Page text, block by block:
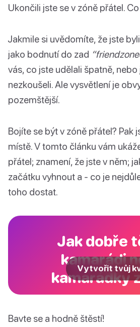
Ukončili jste se v zóně přátel.
Jakmile si uvědomíte, že jste
jako bodnutí do zad
vás, co jste udělali špatně,
nezkoušeli. Ale vysvětlení je
pozemštější.
Bojíte se být v zóně přátel? Pak
místě. V tomto článku vám
přátel; znamení, že jste v něm;
začátku vyhnout a - co je
toho dostat.
Jak dobře
kamarádi
kamarádky
Vytvořit tvůj
Bavte se a hodně štěstí!